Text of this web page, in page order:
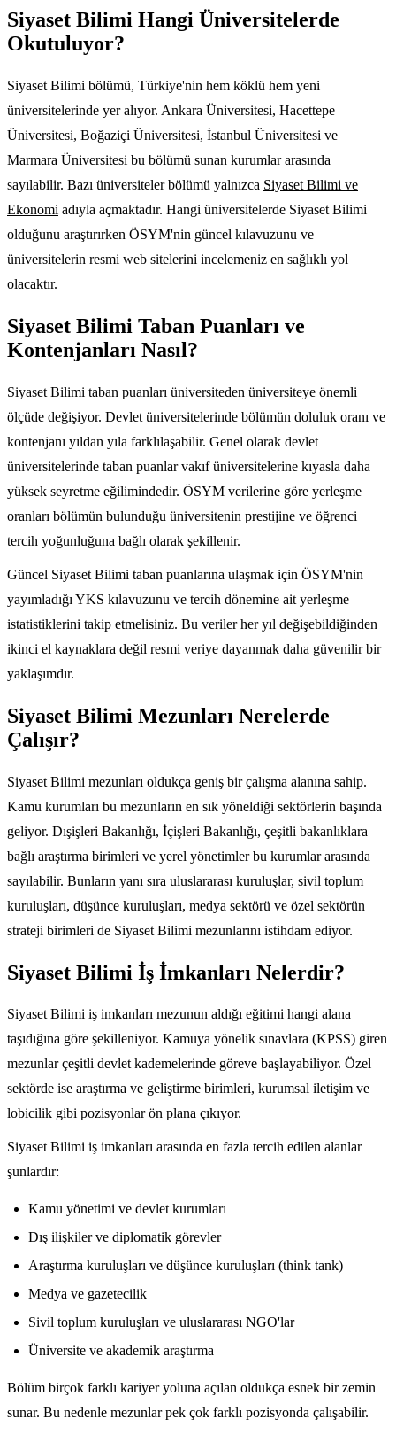
Siyaset Bilimi Hangi Üniversitelerde
Okutuluyor?
Siyaset Bilimi bölümü, Türkiye'nin hem köklü hem yeni
üniversitelerinde yer alıyor. Ankara Üniversitesi, Hacettepe
Üniversitesi, Boğaziçi Üniversitesi, İstanbul Üniversitesi ve
Marmara Üniversitesi bu bölümü sunan kurumlar arasında
sayılabilir. Bazı üniversiteler bölümü yalnızca Siyaset Bilimi ve
Ekonomi adıyla açmaktadır. Hangi üniversitelerde Siyaset Bilimi
olduğunu araştırırken ÖSYM'nin güncel kılavuzunu ve
üniversitelerin resmi web sitelerini incelemeniz en sağlıklı yol
olacaktır.
Siyaset Bilimi Taban Puanları ve
Kontenjanları Nasıl?
Siyaset Bilimi taban puanları üniversiteden üniversiteye önemli
ölçüde değişiyor. Devlet üniversitelerinde bölümün doluluk oranı ve
kontenjanı yıldan yıla farklılaşabilir. Genel olarak devlet
üniversitelerinde taban puanlar vakıf üniversitelerine kıyasla daha
yüksek seyretme eğilimindedir. ÖSYM verilerine göre yerleşme
oranları bölümün bulunduğu üniversitenin prestijine ve öğrenci
tercih yoğunluğuna bağlı olarak şekillenir.
Güncel Siyaset Bilimi taban puanlarına ulaşmak için ÖSYM'nin
yayımladığı YKS kılavuzunu ve tercih dönemine ait yerleşme
istatistiklerini takip etmelisiniz. Bu veriler her yıl değişebildiğinden
ikinci el kaynaklara değil resmi veriye dayanmak daha güvenilir bir
yaklaşımdır.
Siyaset Bilimi Mezunları Nerelerde
Çalışır?
Siyaset Bilimi mezunları oldukça geniş bir çalışma alanına sahip.
Kamu kurumları bu mezunların en sık yöneldiği sektörlerin başında
geliyor. Dışişleri Bakanlığı, İçişleri Bakanlığı, çeşitli bakanlıklara
bağlı araştırma birimleri ve yerel yönetimler bu kurumlar arasında
sayılabilir. Bunların yanı sıra uluslararası kuruluşlar, sivil toplum
kuruluşları, düşünce kuruluşları, medya sektörü ve özel sektörün
strateji birimleri de Siyaset Bilimi mezunlarını istihdam ediyor.
Siyaset Bilimi İş İmkanları Nelerdir?
Siyaset Bilimi iş imkanları mezunun aldığı eğitimi hangi alana
taşıdığına göre şekilleniyor. Kamuya yönelik sınavlara (KPSS) giren
mezunlar çeşitli devlet kademelerinde göreve başlayabiliyor. Özel
sektörde ise araştırma ve geliştirme birimleri, kurumsal iletişim ve
lobicilik gibi pozisyonlar ön plana çıkıyor.
Siyaset Bilimi iş imkanları arasında en fazla tercih edilen alanlar
şunlardır:
Kamu yönetimi ve devlet kurumları
Dış ilişkiler ve diplomatik görevler
Araştırma kuruluşları ve düşünce kuruluşları (think tank)
Medya ve gazetecilik
Sivil toplum kuruluşları ve uluslararası NGO'lar
Üniversite ve akademik araştırma
Bölüm birçok farklı kariyer yoluna açılan oldukça esnek bir zemin
sunar. Bu nedenle mezunlar pek çok farklı pozisyonda çalışabilir.